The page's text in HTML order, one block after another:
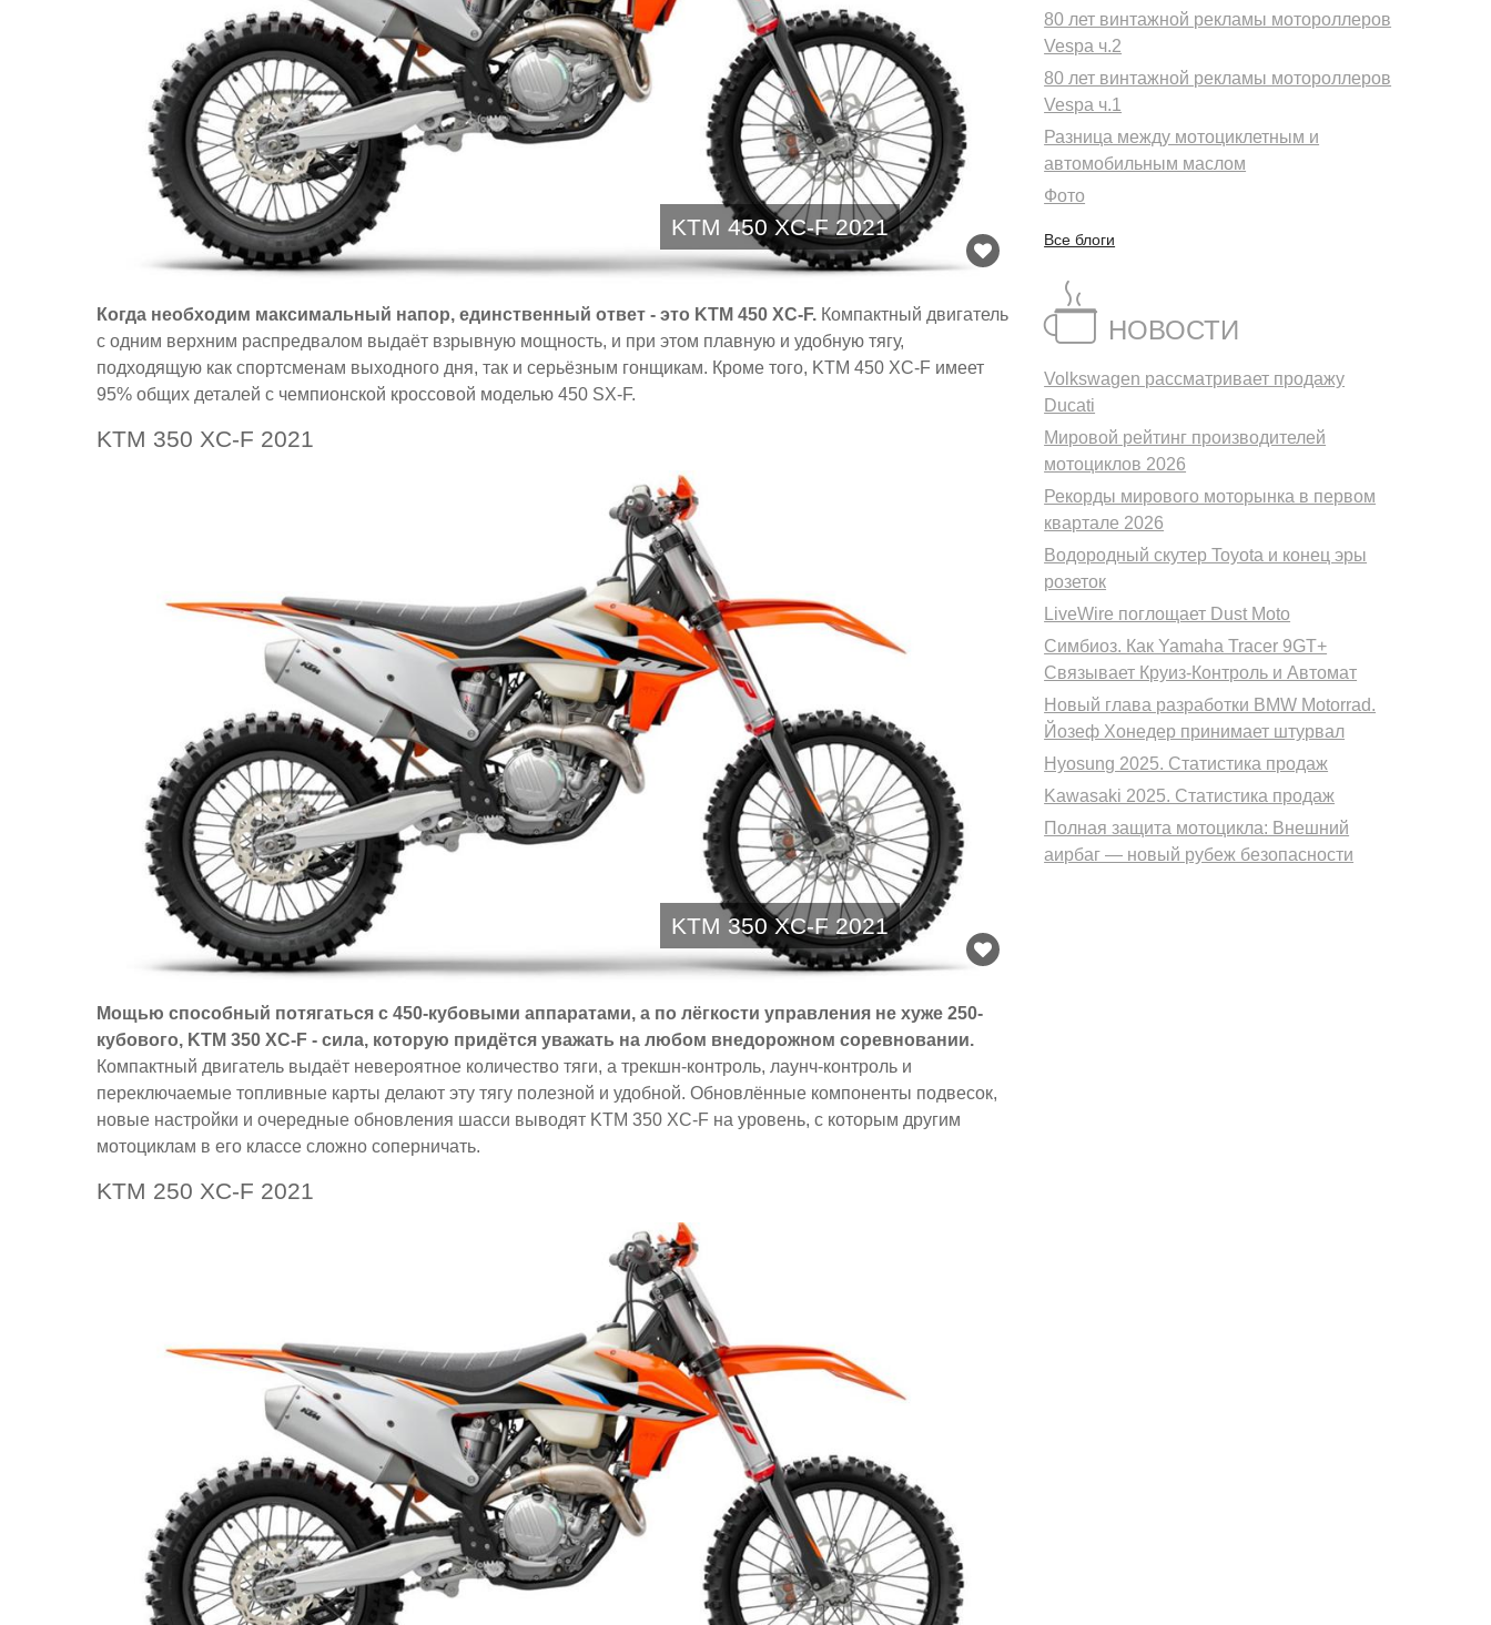
KTM 450 XC-F 2021
Когда необходим максимальный напор, единственный ответ - это KTM 450 XC-F. Компактный двигатель
с одним верхним распредвалом выдаёт взрывную мощность, и при этом плавную и удобную тягу,
подходящую как спортсменам выходного дня, так и серьёзным гонщикам. Кроме того, KTM 450 XC-F имеет
95% общих деталей с чемпионской кроссовой моделью 450 SX-F.
KTM 350 XC-F 2021
KTM 350 XC-F 2021
Мощью способный потягаться с 450-кубовыми аппаратами, а по лёгкости управления не хуже 250-
кубового, KTM 350 XC-F - сила, которую придётся уважать на любом внедорожном соревновании.
Компактный двигатель выдаёт невероятное количество тяги, а трекшн-контроль, лаунч-контроль и
переключаемые топливные карты делают эту тягу полезной и удобной. Обновлённые компоненты подвесок,
новые настройки и очередные обновления шасси выводят KTM 350 XC-F на уровень, с которым другим
мотоциклам в его классе сложно соперничать.
KTM 250 XC-F 2021
80 лет винтажной рекламы мотороллеров
Vespa ч.2
80 лет винтажной рекламы мотороллеров
Vespa ч.1
Разница между мотоциклетным и
автомобильным маслом
Фото
Все блоги
НОВОСТИ
Volkswagen рассматривает продажу
Ducati
Мировой рейтинг производителей
мотоциклов 2026
Рекорды мирового моторынка в первом
квартале 2026
Водородный скутер Toyota и конец эры
розеток
LiveWire поглощает Dust Moto
Симбиоз. Как Yamaha Tracer 9GT+
Связывает Круиз-Контроль и Автомат
Новый глава разработки BMW Motorrad.
Йозеф Хонедер принимает штурвал
Hyosung 2025. Статистика продаж
Kawasaki 2025. Статистика продаж
Полная защита мотоцикла: Внешний
аирбаг — новый рубеж безопасности